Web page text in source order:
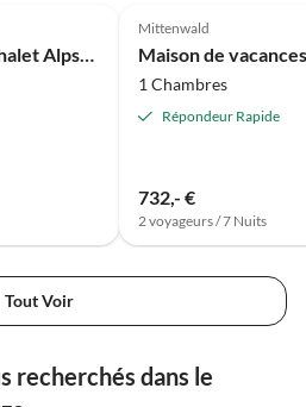
Maison de vacances Chalet Alpspitz 32
Mittenwald
1 Chambres
Répondeur Rapide
732,- €
2 voyageurs / 7 Nuits
Tout Voir
recherchés dans le